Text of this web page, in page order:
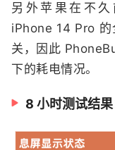
另外苹果在不
iPhone 14 Pro
关，因此
下的耗电情况。
8 小时测试结果